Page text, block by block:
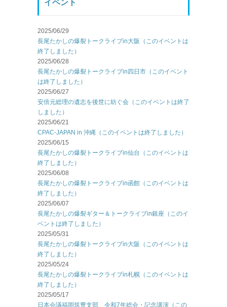
イベント
2025/06/29
長尾たかしの爆裂トークライブin大阪（このイベントは
終了しました）
2025/06/28
長尾たかしの爆裂トークライブin四日市（このイベント
は終了しました）
2025/06/27
安倍元総理の遺志を後世に紡ぐ会（このイベントは終了
しました）
2025/06/21
CPAC-JAPAN in 沖縄（このイベントは終了しました）
2025/06/15
長尾たかしの爆裂トークライブin仙台（このイベントは
終了しました）
2025/06/08
長尾たかしの爆裂トークライブin函館（このイベントは
終了しました）
2025/06/07
長尾たかしの爆裂ギター＆トークライブin銀座（このイ
ベントは終了しました）
2025/05/31
長尾たかしの爆裂トークライブin大阪（このイベントは
終了しました）
2025/05/24
長尾たかしの爆裂トークライブin札幌（このイベントは
終了しました）
2025/05/17
日本会議福岡筑豊支部 令和7年総会・記念講演（この